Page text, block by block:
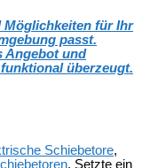
Möglichkeiten für Ihr
passt.
Angebot und
überzeugt.
Schiebetore,
. Setzte ein